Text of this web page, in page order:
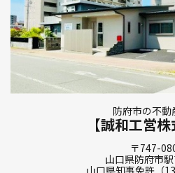
防府市の不動
【誠和工営株
〒747-
山口県防府市